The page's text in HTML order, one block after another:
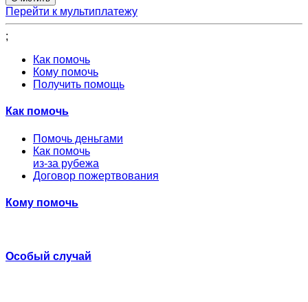
Перейти к мультиплатежу
;
Как помочь
Кому помочь
Получить помощь
Как помочь
Помочь деньгами
Как помочь
из-за рубежа
Договор пожертвования
Кому помочь
Особый случай